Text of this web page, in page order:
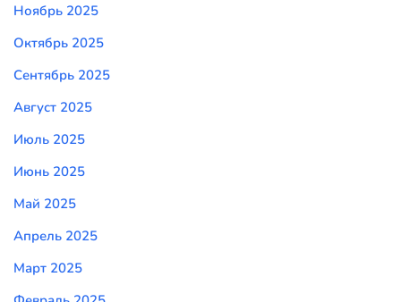
Ноябрь 2025
Октябрь 2025
Сентябрь 2025
Август 2025
Июль 2025
Июнь 2025
Май 2025
Апрель 2025
Март 2025